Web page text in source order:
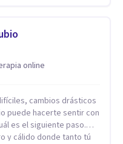
online
cambios drásticos
puede hacerte sentir con
es el siguiente paso.
y cálido donde tanto tú